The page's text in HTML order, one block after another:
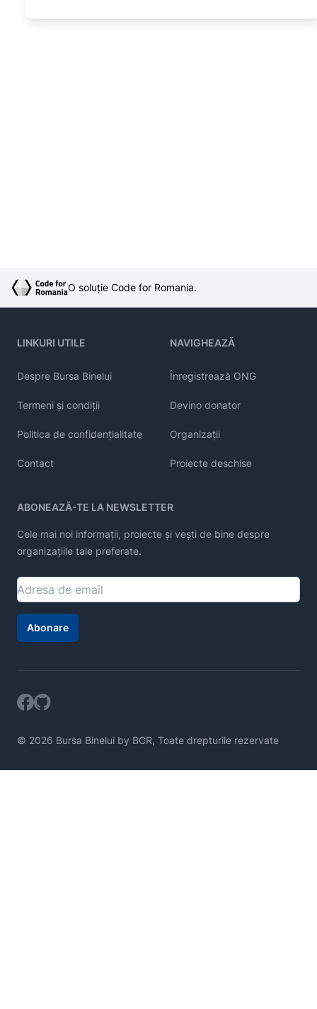
O soluție Code for Romania.
LINKURI UTILE
Despre Bursa Binelui
Termeni și condiții
Politica de confidențialitate
Contact
NAVIGHEAZĂ
Înregistrează ONG
Devino donator
Organizații
Proiecte deschise
ABONEAZĂ-TE LA NEWSLETTER
Cele mai noi informații, proiecte și vești de bine despre
organizațiile tale preferate.
Abonare
© 2026 Bursa Binelui by BCR, Toate drepturile rezervate